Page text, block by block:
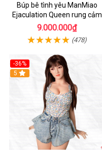
Búp bê tình yêu ManMiao
Ejaculation Queen rung cảm
biến sưởi ấm phun nước thông
9.000.000₫
(478)
-36%
Hot
5